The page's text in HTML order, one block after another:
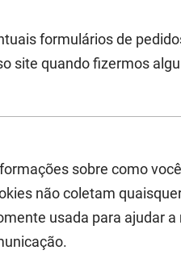
formulários de
site quando fizermos
sobre como
não coletam
usada para ajudar